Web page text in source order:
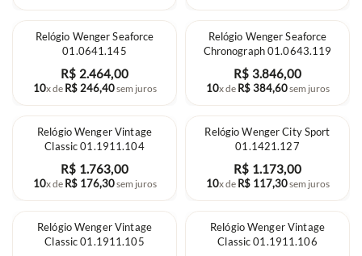
Relógio Wenger Seaforce
01.0641.145
R$ 2.464,00
10x de R$ 246,40sem juros
Relógio Wenger Seaforce
Chronograph 01.0643.119
R$ 3.846,00
10x de R$ 384,60sem juros
Relógio Wenger Vintage
Classic 01.1911.104
R$ 1.763,00
10x de R$ 176,30sem juros
Relógio Wenger City Sport
01.1421.127
R$ 1.173,00
10x de R$ 117,30sem juros
Relógio Wenger Vintage
Classic 01.1911.105
Relógio Wenger Vintage
Classic 01.1911.106